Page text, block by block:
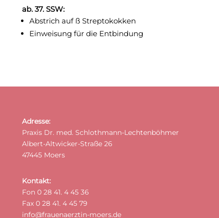
ab. 37. SSW:
Abstrich auf ß Streptokokken
Einweisung für die Entbindung
Adresse:
Praxis Dr. med. Schlothmann-Lechtenböhmer
Albert-Altwicker-Straße 26
47445 Moers
Kontakt:
Fon 0 28 41. 4 45 36
Fax 0 28 41. 4 45 79
info@frauenaerztin-moers.de